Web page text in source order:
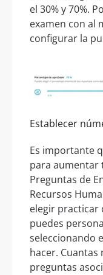
el 30% y 70%.
examen con al
configurar la
Establecer
Es importante
para aumentar
Preguntas de
Recursos
elegir practicar
puedes
seleccionando
hacer. Cuantas
preguntas